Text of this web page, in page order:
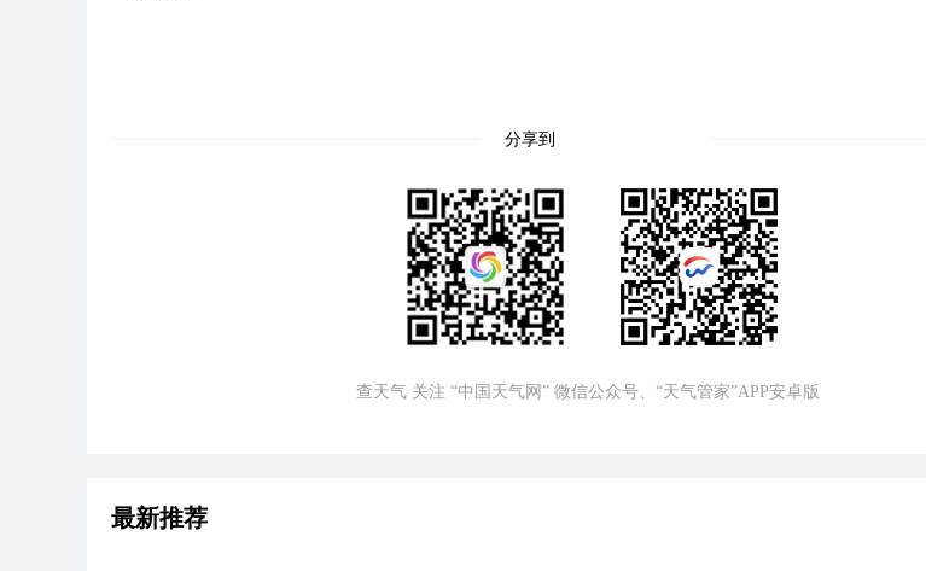
分享到
查天气 关注 “中国天气网” 微信公众号、“天气管家”APP安卓版
最新推荐